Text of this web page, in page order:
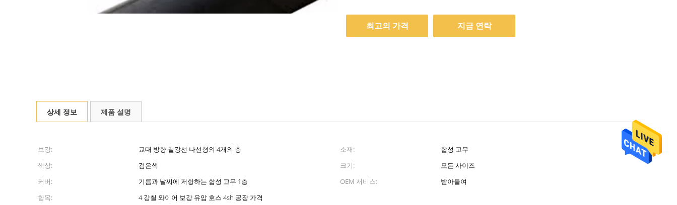
최고의 가격 지금 연락
상세 정보 제품 설명
보강: 교대 방향 철강선 나선형의 4개의 층 소재:
합성 고무
색상:
검은색 크기:
모든 사이즈
커버:
기름과 날씨에 저항하는 합성 고무 1층 OEM 서비스:
받아들여
항목:
4 강철 와이어 보강 유압 호스 4sh 공장 가격